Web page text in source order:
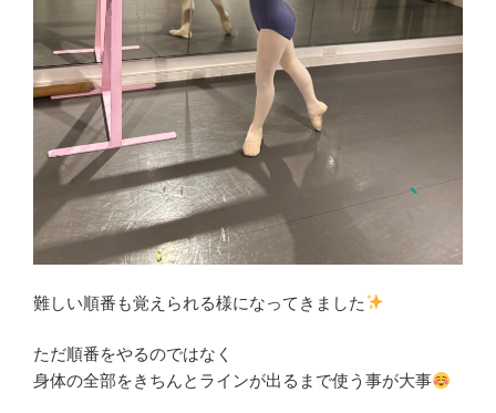
難しい順番も覚えられる様になってきました
ただ順番をやるのではなく
身体の全部をきちんとラインが出るまで使う事が大事